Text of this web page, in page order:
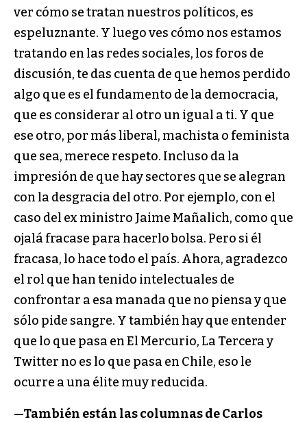
ver cómo se tratan nuestros políticos, es
espeluznante. Y luego ves cómo nos estamos
tratando en las redes sociales, los foros de
discusión, te das cuenta de que hemos perdido
algo que es el fundamento de la democracia,
que es considerar al otro un igual a ti. Y que
ese otro, por más liberal, machista o feminista
que sea, merece respeto. Incluso da la
impresión de que hay sectores que se alegran
con la desgracia del otro. Por ejemplo, con el
caso del ex ministro Jaime Mañalich, como que
ojalá fracase para hacerlo bolsa. Pero si él
fracasa, lo hace todo el país. Ahora, agradezco
el rol que han tenido intelectuales de
confrontar a esa manada que no piensa y que
sólo pide sangre. Y también hay que entender
que lo que pasa en El Mercurio, La Tercera y
Twitter no es lo que pasa en Chile, eso le
ocurre a una élite muy reducida.
—También están las columnas de Carlos